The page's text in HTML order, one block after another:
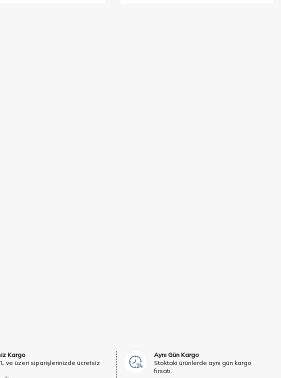
Kargo
ve üzeri siparişlerinizde ücretsiz
Aynı Gün Kargo
Stoktaki ürünlerde aynı gün kargo
fırsatı.